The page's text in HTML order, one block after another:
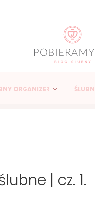
ORGANIZER
| cz. 1.